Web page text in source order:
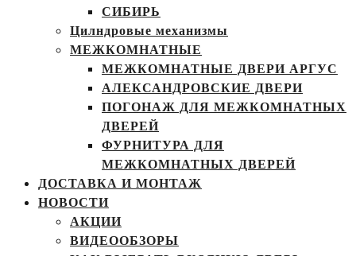
СИБИРЬ
Цилндровые механизмы
МЕЖКОМНАТНЫЕ
МЕЖКОМНАТНЫЕ ДВЕРИ АРГУС
АЛЕКСАНДРОВСКИЕ ДВЕРИ
ПОГОНАЖ ДЛЯ МЕЖКОМНАТНЫХ
ДВЕРЕЙ
ФУРНИТУРА ДЛЯ
МЕЖКОМНАТНЫХ ДВЕРЕЙ
ДОСТАВКА И МОНТАЖ
НОВОСТИ
АКЦИИ
ВИДЕООБЗОРЫ